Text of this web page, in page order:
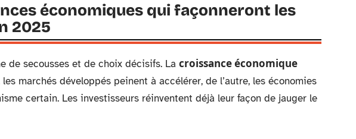
économiques qui façonneront les
2025
de secousses et de choix décisifs. La croissance économique
marchés développés peinent à accélérer, de l’autre, les économies
certain. Les investisseurs réinventent déjà leur façon de jauger le